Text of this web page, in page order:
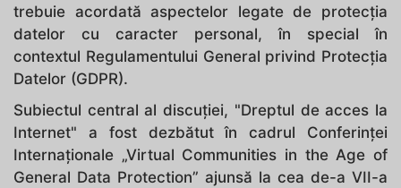
trebuie acordată aspectelor legate de protecția
datelor cu caracter personal, în special în
contextul Regulamentului General privind Protecția
Datelor (GDPR).
Subiectul central al discuției, "Dreptul de acces la
Internet" a fost dezbătut în cadrul Conferinței
Internaționale „Virtual Communities in the Age of
General Data Protection” ajunsă la cea de-a VII-a